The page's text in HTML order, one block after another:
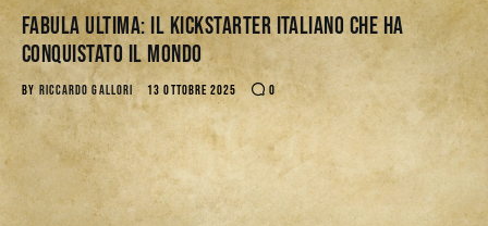
Fabula Ultima: il Kickstarter italiano che ha
conquistato il mondo
BY RICCARDO GALLORI 13 OTTOBRE 2025 0